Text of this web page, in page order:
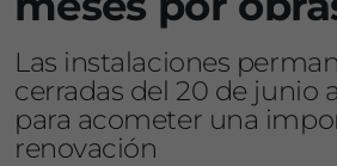
Las instalaciones
cerradas del 20 de junio
para acometer una
renovación